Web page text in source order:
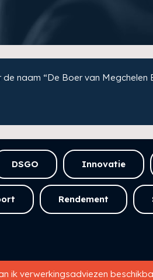
naam “De Boer van
DSGO Innovatie
Rendement
ik verwerkingsadviezen